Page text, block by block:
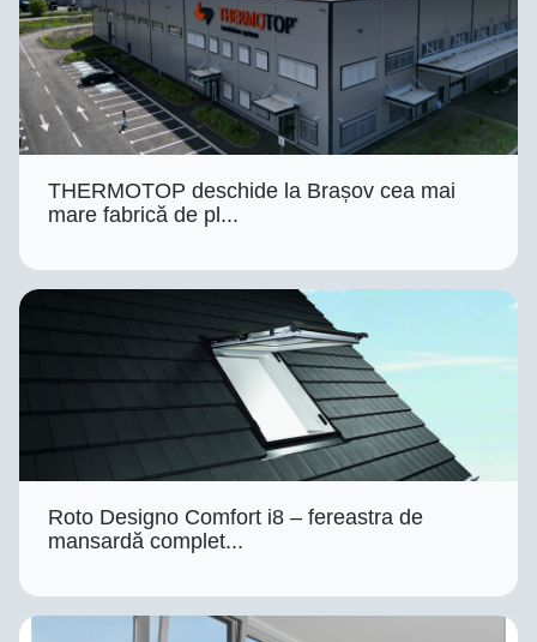
THERMOTOP deschide la Brașov cea mai
mare fabrică de pl...
Roto Designo Comfort i8 – fereastra de
mansardă complet...